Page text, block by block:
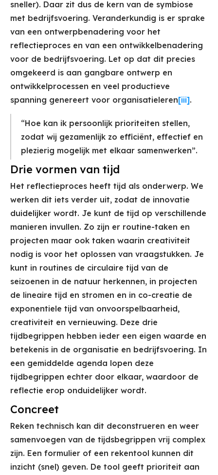
sneller). Daar zit dus de kern van de symbiose
met bedrijfsvoering. Veranderkundig is er sprake
van een ontwerpbenadering voor het
reflectieproces en van een ontwikkelbenadering
voor de bedrijfsvoering. Let op dat dit precies
omgekeerd is aan gangbare ontwerp en
ontwikkelprocessen en veel productieve
spanning genereert voor organisatieleren[iii].
“Hoe kan ik persoonlijk prioriteiten stellen,
zodat wij gezamenlijk zo efficiënt, effectief en
plezierig mogelijk met elkaar samenwerken”.
Drie vormen van tijd
Het reflectieproces heeft tijd als onderwerp. We
werken dit iets verder uit, zodat de innovatie
duidelijker wordt. Je kunt de tijd op verschillende
manieren invullen. Zo zijn er routine-taken en
projecten maar ook taken waarin creativiteit
nodig is voor het oplossen van vraagstukken. Je
kunt in routines de circulaire tijd van de
seizoenen in de natuur herkennen, in projecten
de lineaire tijd en stromen en in co-creatie de
exponentiele tijd van onvoorspelbaarheid,
creativiteit en vernieuwing. Deze drie
tijdbegrippen hebben ieder een eigen waarde en
betekenis in de organisatie en bedrijfsvoering. In
een gemiddelde agenda lopen deze
tijdbegrippen echter door elkaar, waardoor de
reflectie erop onduidelijker wordt.
Concreet
Reken technisch kan dit deconstrueren en weer
samenvoegen van de tijdsbegrippen vrij complex
zijn. Een formulier of een rekentool kunnen dit
inzicht (snel) geven. De tool geeft prioriteit aan